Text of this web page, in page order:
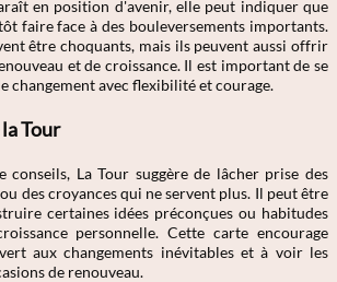
en position d'avenir, elle peut indiquer que
faire face à des bouleversements importants.
être choquants, mais ils peuvent aussi offrir
et de croissance. Il est important de se
changement avec flexibilité et courage.
Tour
conseils, La Tour suggère de lâcher prise des
des croyances qui ne servent plus. Il peut être
certaines idées préconçues ou habitudes
personnelle. Cette carte encourage
aux changements inévitables et à voir les
de renouveau.